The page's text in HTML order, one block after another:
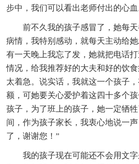
步中，我们可以看出老师付出的心血
前不久我的孩子感冒了，她每
病情，我特别感动，就每天主动给她
有一天晚上我忘了发，她就把电话
情况，给我推荐好的大夫和好的饮
太着急。说实话，我就这一个孩子
额，可她要关心爱护着这四十多个
孩子，为了班上的孩子，她一定牺
间，作为孩子家长，我衷心地说一
了，谢谢您！”
我的孩子现在可能还不会用文